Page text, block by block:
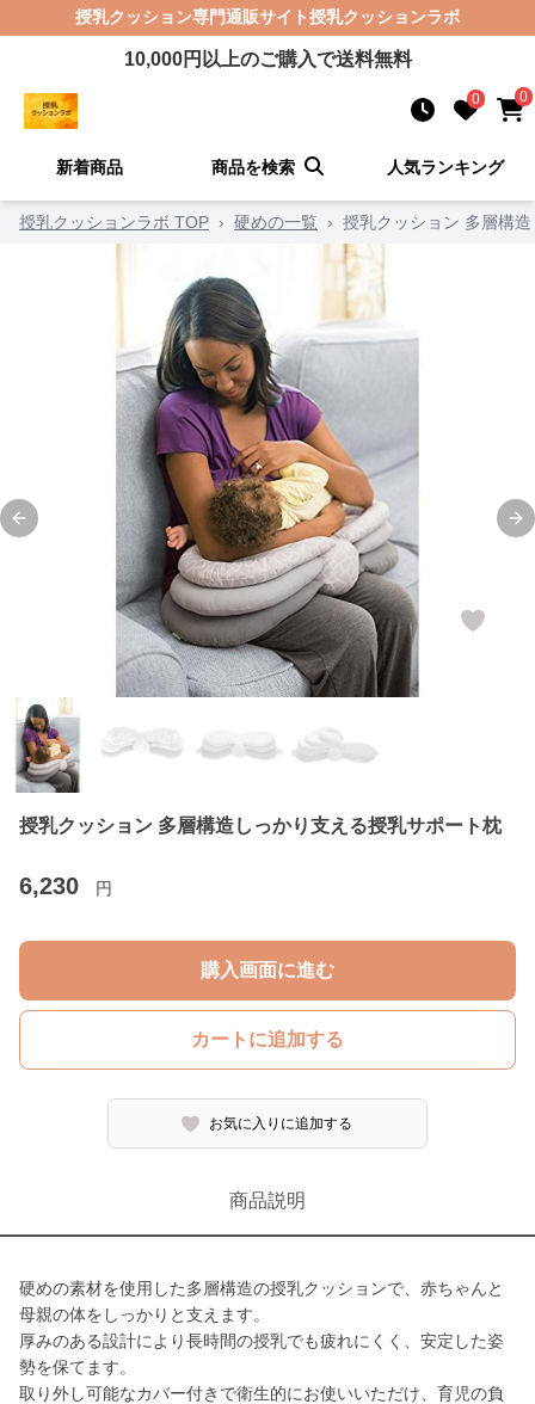
授乳クッション専門通販サイト授乳クッションラボ
10,000円以上のご購入で送料無料
0 0
新着商品 商品を検索 人気ランキング
授乳クッションラボ TOP › 硬めの一覧 › 授乳クッション 多層構
Previous slide
授乳クッション 多層構造しっかり支える授乳サポート枕
6,230 円
購入画面に進む
カートに追加する
お気に入りに追加する
商品説明
硬めの素材を使用した多層構造の授乳クッションで、赤ちゃんと
母親の体をしっかりと支えます。
厚みのある設計により長時間の授乳でも疲れにくく、安定した姿
勢を保てます。
取り外し可能なカバー付きで衛生的にお使いいただけ、育児の負